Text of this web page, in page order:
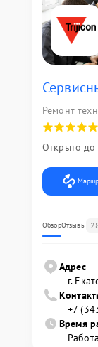
Ремонт
Открыто до
ОбзорОтзывы
Адрес
г.
+7
Время